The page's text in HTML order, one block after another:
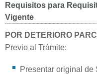
Requisitos para
Vigente
POR DETERIORO
Previo al Trámite:
Presentar original de